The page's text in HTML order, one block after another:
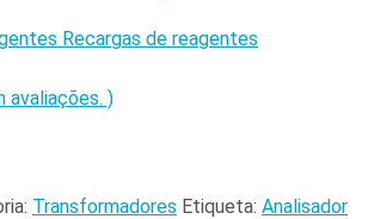
Recargas de reagentes
avaliações. )
Transformadores Etiqueta: Analisador